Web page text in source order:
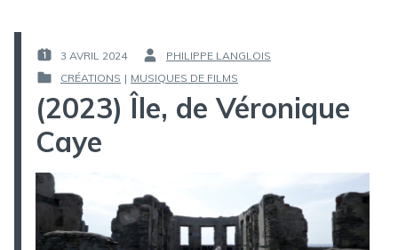
PUBLIÉ
3 AVRIL 2024
PAR :
PHILIPPE LANGLOIS
PUBLIÉ
DANS
CRÉATIONS | MUSIQUES DE FILMS
(2023) Île, de Véronique
Caye